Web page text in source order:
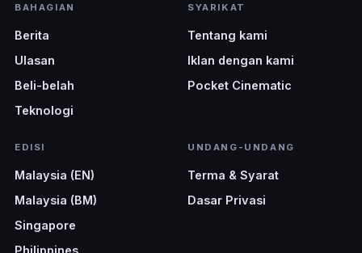
BAHAGIAN
Berita
Ulasan
Beli-belah
Teknologi
SYARIKAT
Tentang kami
Iklan dengan kami
Pocket Cinematic
EDISI
Malaysia (EN)
Malaysia (BM)
Singapore
Philippines
UNDANG-UNDANG
Terma & Syarat
Dasar Privasi